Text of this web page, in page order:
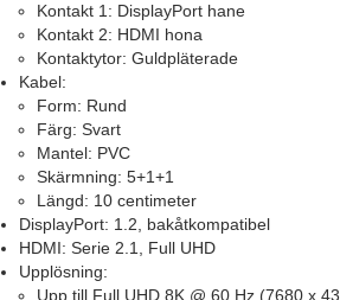
Kontakt 1: DisplayPort hane
Kontakt 2: HDMI hona
Kontaktytor: Guldpläterade
Kabel:
Form: Rund
Färg: Svart
Mantel: PVC
Skärmning: 5+1+1
Längd: 10 centimeter
DisplayPort: 1.2, bakåtkompatibel
HDMI: Serie 2.1, Full UHD
Upplösning:
Upp till Full UHD 8K @ 60 Hz (7680 x